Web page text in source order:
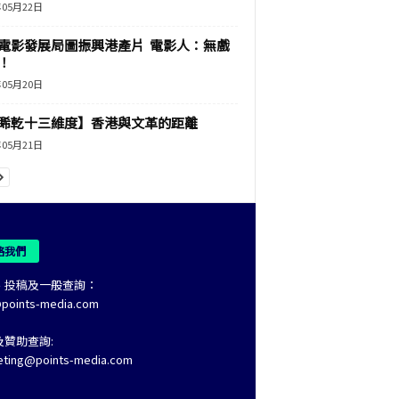
月22日
影發展局圖振興港產片 電影人：無戲
月20日
乾十三維度】香港與文革的距離
月21日
我們
稿及一般查詢：
media.com
贊助查詢:
media.com